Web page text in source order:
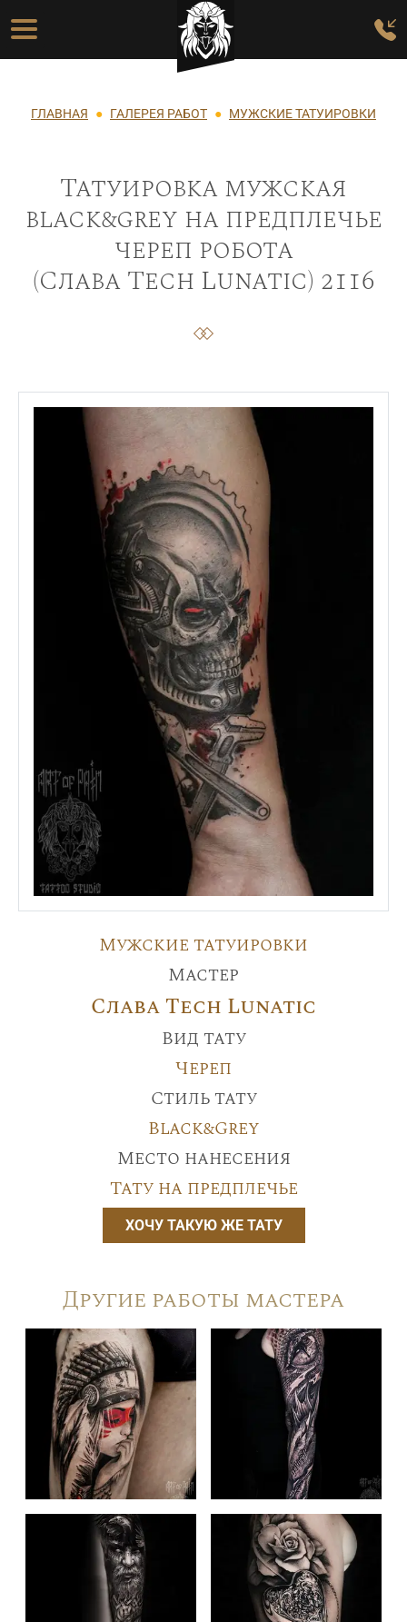
Перейти к основному содержанию
Основная навигация
Строка навигации
ГЛАВНАЯ ГАЛЕРЕЯ РАБОТ МУЖСКИЕ ТАТУИРОВКИ
Татуировка мужская
black&grey на предплечье
череп робота
(Слава Tech Lunatic) 2116
Мужские татуировки
Мастер
Слава Tech Lunatic
Вид тату
Череп
Стиль тату
Black&Grey
Место нанесения
Тату на предплечье
ХОЧУ ТАКУЮ ЖЕ ТАТУ
Другие работы мастера